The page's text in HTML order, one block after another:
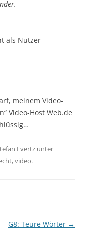
als Nutzer
meinem Video-
Video-Host Web.de
Evertz unter
,video.
G8: Teure Wörter →